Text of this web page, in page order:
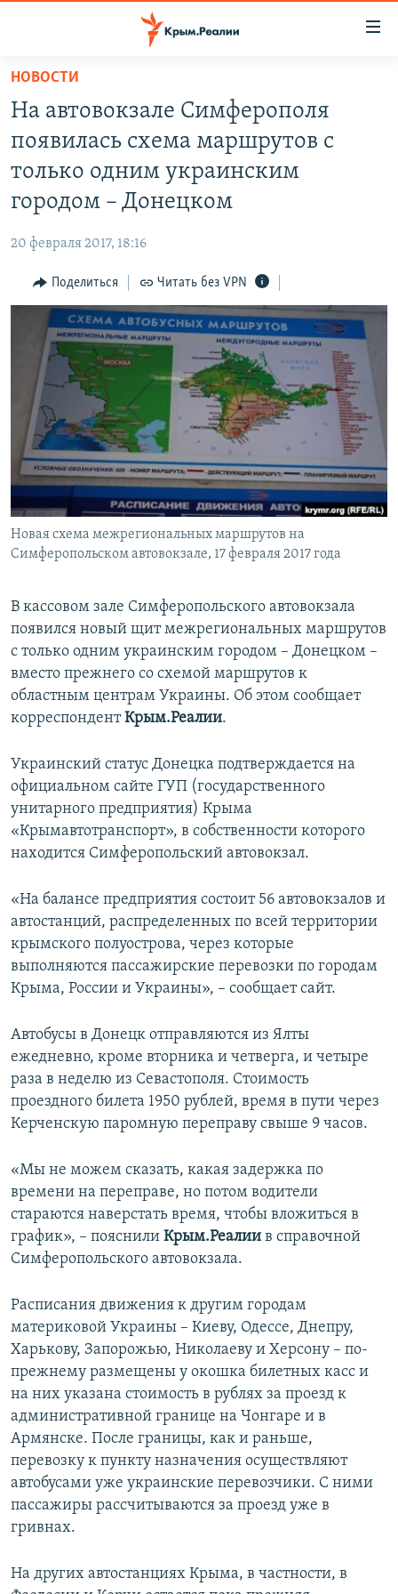
Вернуться
основному
содержанию
главной
Вернутся
поиску
КАРТА ВОЕННЫХ ОБЪЕКТОВ КРЫМА
ИНТЕРАКТИВ
ИНФОГРАФИКА
ТЕЛЕПРОЕКТ КРЫМ.РЕАЛИИ
СОВЕТЫ ПРАВОЗАЩИТНИКОВ
ПРОПАВШИЕ БЕЗ ВЕСТИ
ПОБЕДИТЕЛЕЙ НЕ СУДЯТ?
КРЫМ.НЕПОКОРЕННЫЙ
ELIFBE
УКРАИНСКАЯ ПРОБЛЕМА КРЫМА
РАДІО СВОБОДА
КАК ОБОЙТИ БЛОКИРОВКУ
Українською
Qırımtatar
ПРИСОЕДИНЯЙТЕСЬ!
Все сайты RFE/RL
НОВОСТИ
На автовокзале Симферополя
появилась схема маршрутов с
только одним украинским
городом – Донецком
20 февраля 2017, 18:16
Поделиться Читать без VPN
Новая схема межрегиональных маршрутов на
Симферопольском автовокзале, 17 февраля 2017 года
В кассовом зале Симферопольского автовокзала
появился новый щит межрегиональных маршрутов
с только одним украинским городом – Донецком –
вместо прежнего со схемой маршрутов к
областным центрам Украины. Об этом сообщает
корреспондентКрым.Реалии.
Украинский статус Донецка подтверждается на
официальном сайте ГУП (государственного
унитарного предприятия) Крыма
«Крымавтотранспорт», в собственности которого
находится Симферопольский автовокзал.
«На балансе предприятия состоит 56 автовокзалов и
автостанций, распределенных по всей территории
крымского полуострова, через которые
выполняются пассажирские перевозки по городам
Крыма, России и Украины», – сообщает сайт.
Автобусы в Донецк отправляются из Ялты
ежедневно, кроме вторника и четверга, и четыре
раза в неделю из Севастополя. Стоимость
проездного билета 1950 рублей, время в пути через
Керченскую паромную переправу свыше 9 часов.
«Мы не можем сказать, какая задержка по
времени на переправе, но потом водители
стараются наверстать время, чтобы вложиться в
график», – пояснили Крым.Реалии в справочной
Симферопольского автовокзала.
Расписания движения к другим городам
материковой Украины – Киеву, Одессе, Днепру,
Харькову, Запорожью, Николаеву и Херсону – по-
прежнему размещены у окошка билетных касс и
на них указана стоимость в рублях за проезд к
административной границе на Чонгаре и в
Армянске. После границы, как и раньше,
перевозку к пункту назначения осуществляют
автобусами уже украинские перевозчики. С ними
пассажиры рассчитываются за проезд уже в
гривнах.
На других автостанциях Крыма, в частности, в